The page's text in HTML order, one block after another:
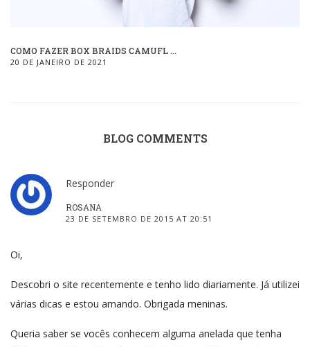
COMO FAZER BOX BRAIDS CAMUFL ...
20 DE JANEIRO DE 2021
BLOG COMMENTS
Responder
ROSANA
23 DE SETEMBRO DE 2015 AT 20:51
Oi,
Descobri o site recentemente e tenho lido diariamente. Já utilizei
várias dicas e estou amando. Obrigada meninas.
Queria saber se vocês conhecem alguma anelada que tenha